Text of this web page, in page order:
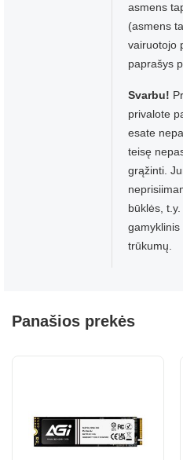
asmens
(asmens
vairuotojo
paprašys
Svarbu!
privalote
esate
teisę
grąžinti.
būklės,
trūkumų.
Panašios prekės